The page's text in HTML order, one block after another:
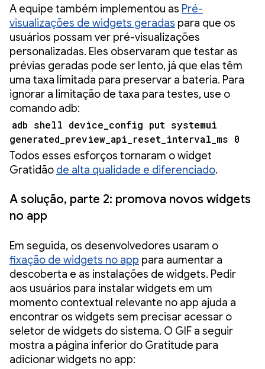
A equipe também implementou as Pré-
visualizações de widgets geradas para que os
usuários possam ver pré-visualizações
personalizadas. Eles observaram que testar as
prévias geradas pode ser lento, já que elas têm
uma taxa limitada para preservar a bateria. Para
ignorar a limitação de taxa para testes, use o
comando adb:
adb shell device_config put systemui
generated_preview_api_reset_interval_ms 0
Todos esses esforços tornaram o widget
Gratidão de alta qualidade e diferenciado.
A solução, parte 2: promova novos widgets
no app
Em seguida, os desenvolvedores usaram o
fixação de widgets no app para aumentar a
descoberta e as instalações de widgets. Pedir
aos usuários para instalar widgets em um
momento contextual relevante no app ajuda a
encontrar os widgets sem precisar acessar o
seletor de widgets do sistema. O GIF a seguir
mostra a página inferior do Gratitude para
adicionar widgets no app: